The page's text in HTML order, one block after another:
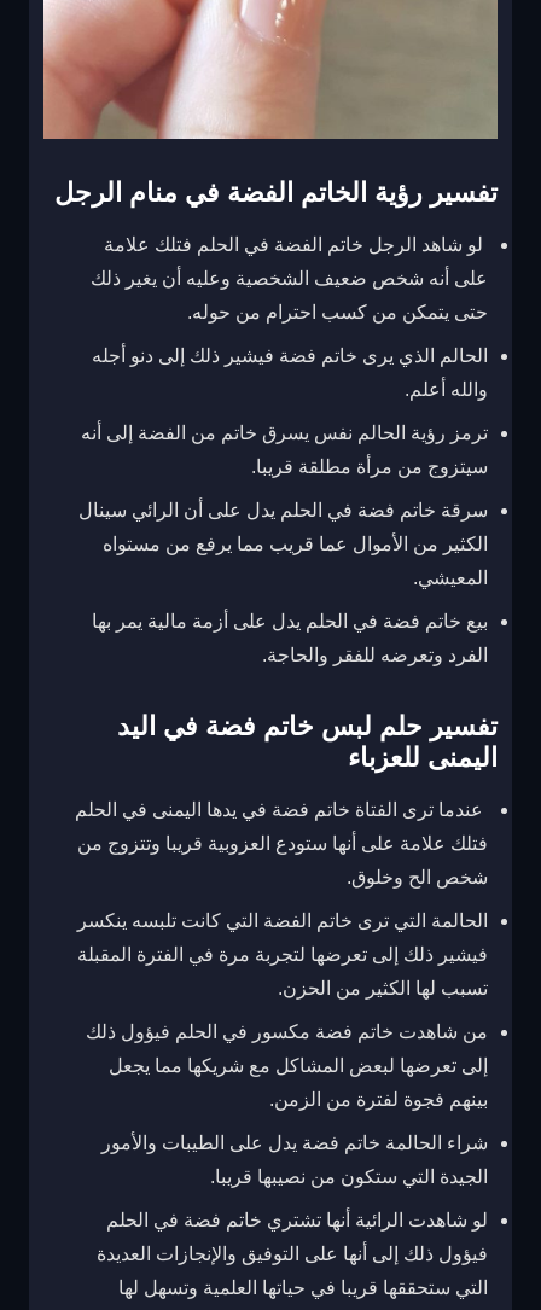
تفسير رؤية الخاتم الفضة في منام الرجل
لو شاهد الرجل خاتم الفضة في الحلم فتلك علامة
على أنه شخص ضعيف الشخصية وعليه أن يغير ذلك
حتى يتمكن من كسب احترام من حوله.
الحالم الذي يرى خاتم فضة فيشير ذلك إلى دنو أجله
والله أعلم.
ترمز رؤية الحالم نفس يسرق خاتم من الفضة إلى أنه
سيتزوج من مرأة مطلقة قريبا.
سرقة خاتم فضة في الحلم يدل على أن الرائي سينال
الكثير من الأموال عما قريب مما يرفع من مستواه
المعيشي.
بيع خاتم فضة في الحلم يدل على أزمة مالية يمر بها
الفرد وتعرضه للفقر والحاجة.
تفسير حلم لبس خاتم فضة في اليد
اليمنى للعزباء
عندما ترى الفتاة خاتم فضة في يدها اليمنى في الحلم
فتلك علامة على أنها ستودع العزوبية قريبا وتتزوج من
شخص الح وخلوق.
الحالمة التي ترى خاتم الفضة التي كانت تلبسه ينكسر
فيشير ذلك إلى تعرضها لتجربة مرة في الفترة المقبلة
تسبب لها الكثير من الحزن.
من شاهدت خاتم فضة مكسور في الحلم فيؤول ذلك
إلى تعرضها لبعض المشاكل مع شريكها مما يجعل
بينهم فجوة لفترة من الزمن.
شراء الحالمة خاتم فضة يدل على الطيبات والأمور
الجيدة التي ستكون من نصيبها قريبا.
لو شاهدت الرائية أنها تشتري خاتم فضة في الحلم
فيؤول ذلك إلى أنها على التوفيق والإنجازات العديدة
التي ستحققها قريبا في حياتها العلمية وتسهل لها